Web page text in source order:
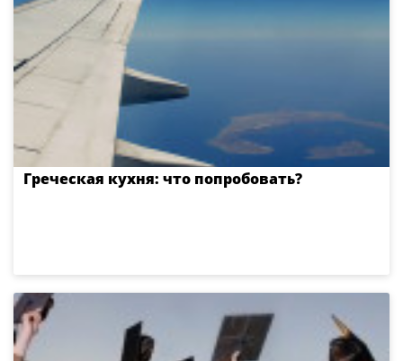
Греческая кухня: что попробовать?